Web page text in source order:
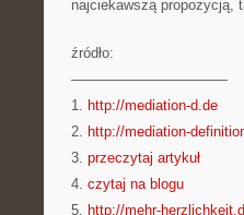
najciekawszą propozycją,
źródło:
———————————
1. http://mediation-d.de
2. http://mediation-
3. przeczytaj artykuł
4. czytaj na blogu
5. http://mehr-